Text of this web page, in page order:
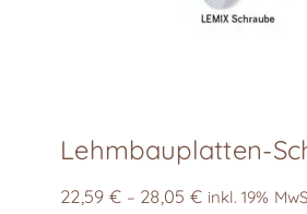
22,59€ – 28,05€ inkl. 19%